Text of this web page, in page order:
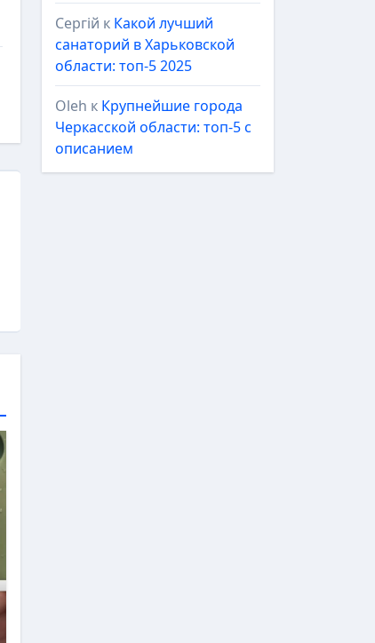
Сергій к Какой лучший
санаторий в Харьковской
области: топ-5 2025
Oleh к Крупнейшие города
Черкасской области: топ-5 с
описанием